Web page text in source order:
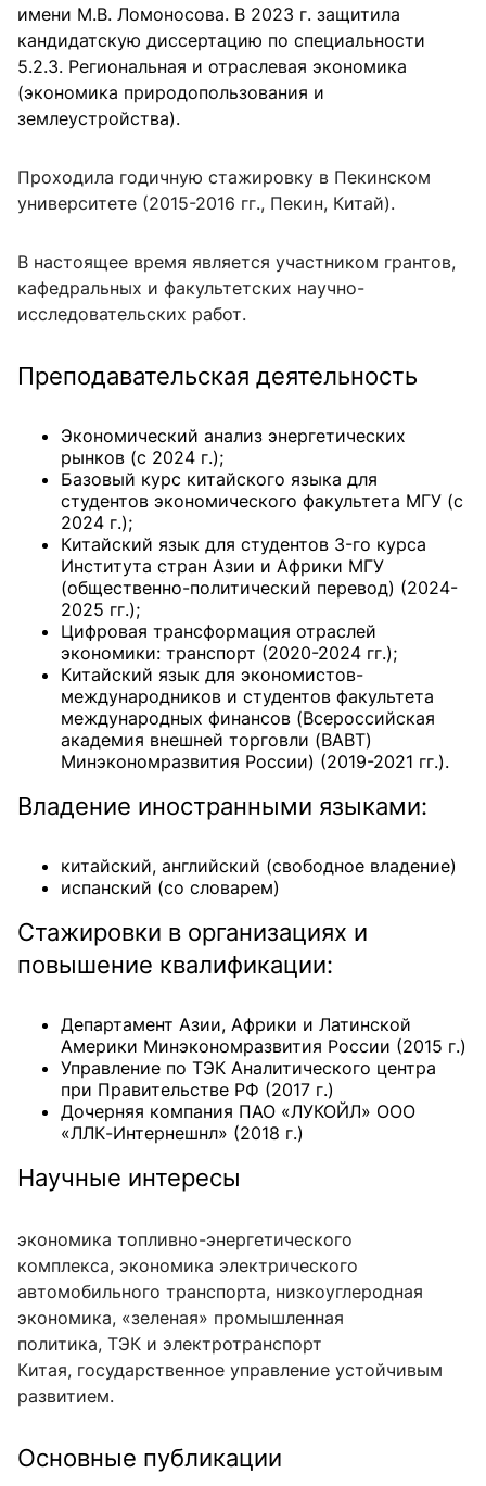
имени М.В. Ломоносова. В 2023 г. защитила
кандидатскую диссертацию по специальности
5.2.3. Региональная и отраслевая экономика
(экономика природопользования и
землеустройства).
Проходила годичную стажировку в Пекинском
университете (2015-2016 гг., Пекин, Китай).
В настоящее время является участником грантов,
кафедральных и факультетских научно-
исследовательских работ.
Преподавательская деятельность
Экономический анализ энергетических
рынков (с 2024 г.);
Базовый курс китайского языка для
студентов экономического факультета МГУ (с
2024 г.);
Китайский язык для студентов 3-го курса
Института стран Азии и Африки МГУ
(общественно-политический перевод) (2024-
2025 гг.);
Цифровая трансформация отраслей
экономики: транспорт (2020-2024 гг.);
Китайский язык для экономистов-
международников и студентов факультета
международных финансов (Всероссийская
академия внешней торговли (ВАВТ)
Минэкономразвития России) (2019-2021 гг.).
Владение иностранными языками:
китайский, английский (свободное владение)
испанский (со словарем)
Стажировки в организациях и
повышение квалификации:
Департамент Азии, Африки и Латинской
Америки Минэкономразвития России (2015 г.)
Управление по ТЭК Аналитического центра
при Правительстве РФ (2017 г.)
Дочерняя компания ПАО «ЛУКОЙЛ» ООО
«ЛЛК-Интернешнл» (2018 г.)
Научные интересы
экономика топливно-энергетического
комплекса, экономика электрического
автомобильного транспорта, низкоуглеродная
экономика, «зеленая» промышленная
политика, ТЭК и электротранспорт
Китая, государственное управление устойчивым
развитием.
Основные публикации